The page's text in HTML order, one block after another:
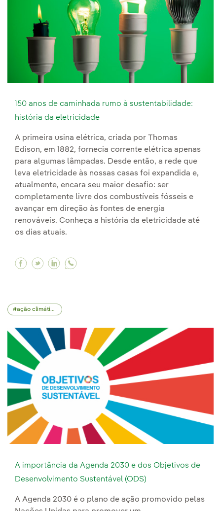
150 anos de caminhada rumo à sustentabilidade:
história da eletricidade
A primeira usina elétrica, criada por Thomas
Edison, em 1882, fornecia corrente elétrica apenas
para algumas lâmpadas. Desde então, a rede que
leva eletricidade às nossas casas foi expandida e,
atualmente, encara seu maior desafio: ser
completamente livre dos combustíveis fósseis e
avançar em direção às fontes de energia
renováveis. Conheça a história da eletricidade até
os dias atuais.
Facebook 150 anos de caminhada rumo à
Twitter 150 anos de caminhada rumo à
Linkedin 150 anos de caminhada
ação climática
A importância da Agenda 2030 e dos Objetivos de
Desenvolvimento Sustentável (ODS)
A Agenda 2030 é o plano de ação promovido pelas